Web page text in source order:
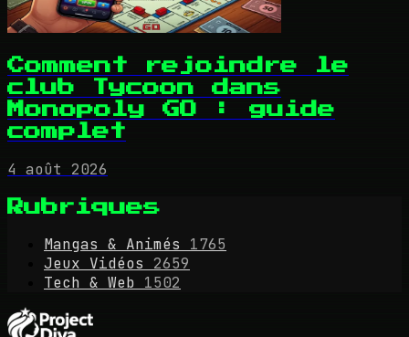
Comment rejoindre le
club Tycoon dans
Monopoly GO : guide
complet
4 août 2026
Rubriques
Mangas & Animés
1765
Jeux Vidéos
2659
Tech & Web 1502